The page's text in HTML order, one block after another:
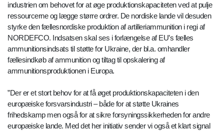
industrien om behovet for at øge produktionskapaciteten ved at pulje
ressourcerne og lægge større ordrer. De nordiske lande vil desuden
styrke den fællesnordiske produktion af artilleriammunition i regi af
NORDEFCO. Indsatsen skal ses i forlængelse af EU’s fælles
ammunitionsindsats til støtte for Ukraine, der bl.a. omhandler
fællesindkøb af ammunition og tiltag til opskalering af
ammunitionsproduktionen i Europa.
”Der er et stort behov for at få øget produktionskapaciteten i den
europæiske forsvarsindustri – både for at støtte Ukraines
frihedskamp men også for at sikre forsyningssikkerheden for andre
europæiske lande. Med det her initiativ sender vi også et klart signal